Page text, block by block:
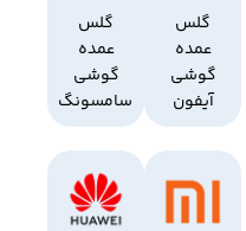
گلس
عمده
گوشی
آیفون
گلس
عمده
گوشی
سامسونگ